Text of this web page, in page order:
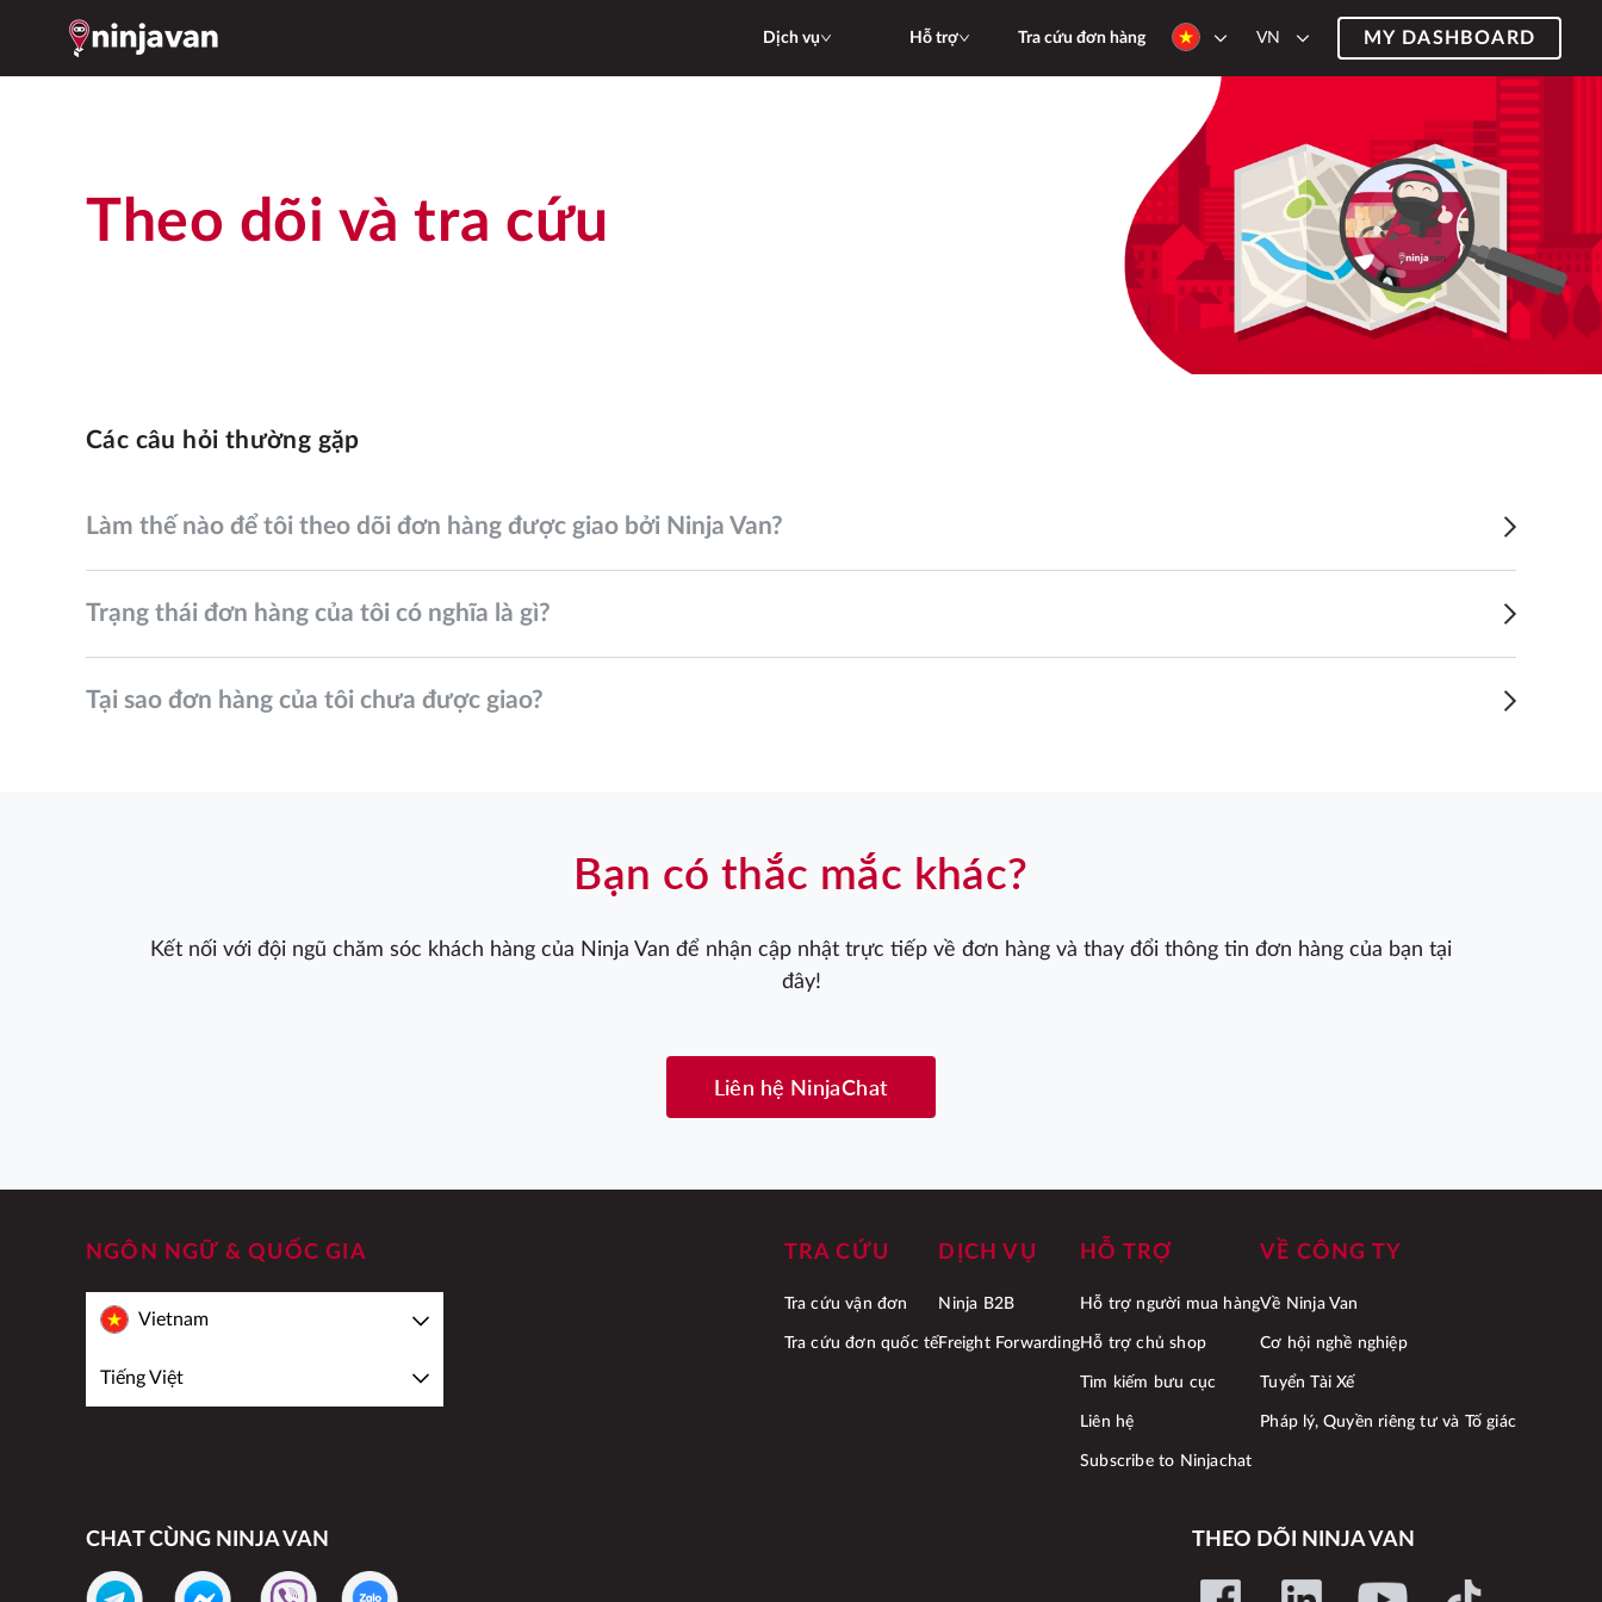
Dịch vụ Hỗ trợ Tra cứu đơn hàng VN MY DASHBOARD
Theo dõi và tra cứu
Các câu hỏi thường gặp
Làm thế nào để tôi theo dõi đơn hàng được giao bởi Ninja Van?
Trạng thái đơn hàng của tôi có nghĩa là gì?
Tại sao đơn hàng của tôi chưa được giao?
Bạn có thắc mắc khác?
Kết nối với đội ngũ chăm sóc khách hàng của Ninja Van để nhận cập nhật trực tiếp về đơn hàng và thay đổi thông tin đơn hàng của bạn tại
đây!
Liên hệ NinjaChat
NGÔN NGỮ & QUỐC GIA
Vietnam
Tiếng Việt
TRA CỨU
Tra cứu vận đơn
Tra cứu đơn quốc tế
DỊCH VỤ
Ninja B2B
Freight Forwarding
HỖ TRỢ
Hỗ trợ người mua hàng
Hỗ trợ chủ shop
Tìm kiếm bưu cục
Liên hệ
Subscribe to Ninjachat
VỀ CÔNG TY
Về Ninja Van
Cơ hội nghề nghiệp
Tuyển Tài Xế
Pháp lý, Quyền riêng tư và Tố giác
CHAT CÙNG NINJA VAN THEO DÕI NINJA VAN